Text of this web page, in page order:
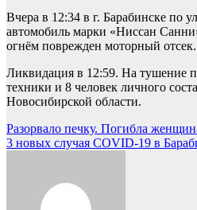
Вчера в 12:34 в г. Барабинске по
автомобиль марки «Ниссан
огнём поврежден моторный отсек.
Ликвидация в 12:59. На тушение
техники и 8 человек личного
Новосибирской области.
Навигация
по
Разорвало печку. Погибла
3 новых случая COVID-19 в